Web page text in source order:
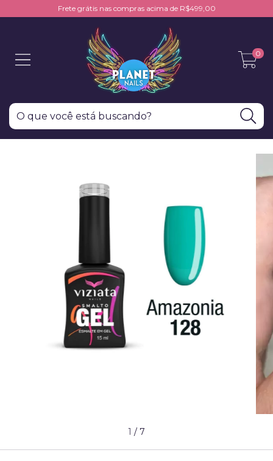
Frete grátis nas compras acima de R$499,00
0
1 / 7